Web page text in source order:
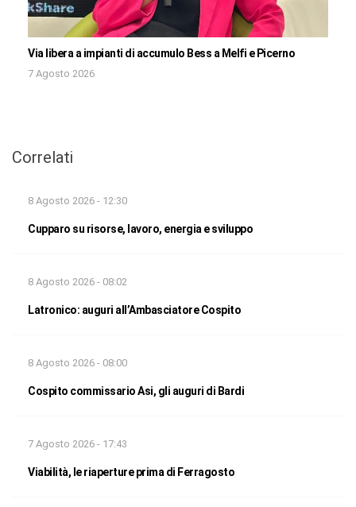
Via libera a impianti di accumulo Bess a Melfi e Picerno
7 Agosto 2026
Correlati
8 Agosto 2026 - 12:30
Cupparo su risorse, lavoro, energia e sviluppo
8 Agosto 2026 - 08:02
Latronico: auguri all’Ambasciatore Cospito
8 Agosto 2026 - 08:00
Cospito commissario Asi, gli auguri di Bardi
7 Agosto 2026 - 17:43
Viabilità, le riaperture prima di Ferragosto